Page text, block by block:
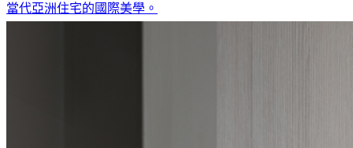
當代亞洲住宅的國際美學。